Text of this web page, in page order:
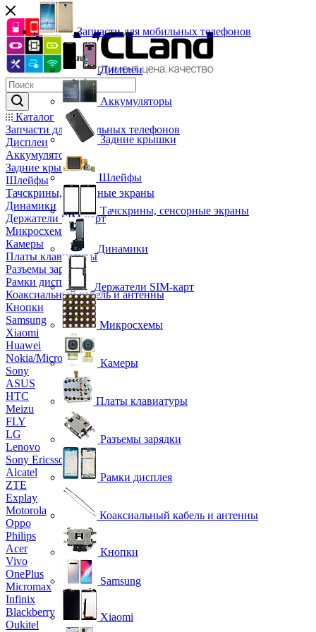
Каталог
Запчасти для мобильных телефонов
Дисплеи
Аккумуляторы
Задние крышки
Шлейфы
Тачскрины, сенсорные экраны
Динамики
Держатели SIM-карт
Микросхемы
Камеры
Платы клавиатуры
Разъемы зарядки
Рамки дисплея
Коаксиальный кабель и антенны
Кнопки
Samsung
Xiaomi
Huawei
Nokia/Microsoft
Sony
ASUS
HTC
Meizu
FLY
LG
Lenovo
Sony Ericsson
Alcatel
ZTE
Explay
Motorola
Oppo
Philips
Acer
Vivo
OnePlus
Micromax
Infinix
Blackberry
Oukitel
Запчасти для мобильных телефонов
Дисплеи
Аккумуляторы
Задние крышки
Шлейфы
Тачскрины, сенсорные экраны
Динамики
Держатели SIM-карт
Микросхемы
Камеры
Платы клавиатуры
Разъемы зарядки
Рамки дисплея
Коаксиальный кабель и антенны
Кнопки
Samsung
Xiaomi